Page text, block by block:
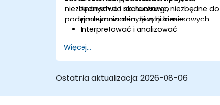
niezbędnych do skutecznego
podejmowania decyzji w biznesie.
finansowe i rachunkowe, niezbędne do
podejmowania decyzji biznesowych.
Interpretować i analizować
rachunki zysków i strat, bilanse oraz
rachunki przepływów pieniężnych.
finansowe do oceny kondycji
Więcej...
Ostatnia aktualizacja: 2026-08-06